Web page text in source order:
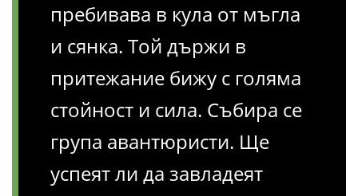
пребивава в кула от мъгла
и сянка. Той държи в
притежание бижу с голяма
стойност и сила. Събира се
група авантюристи. Ще
успеят ли да завладеят